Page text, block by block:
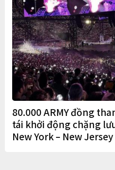
80.000 ARMY đồng
tái khởi động chặng
New York – New Jersey